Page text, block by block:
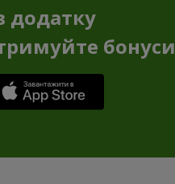
додатку
бонуси